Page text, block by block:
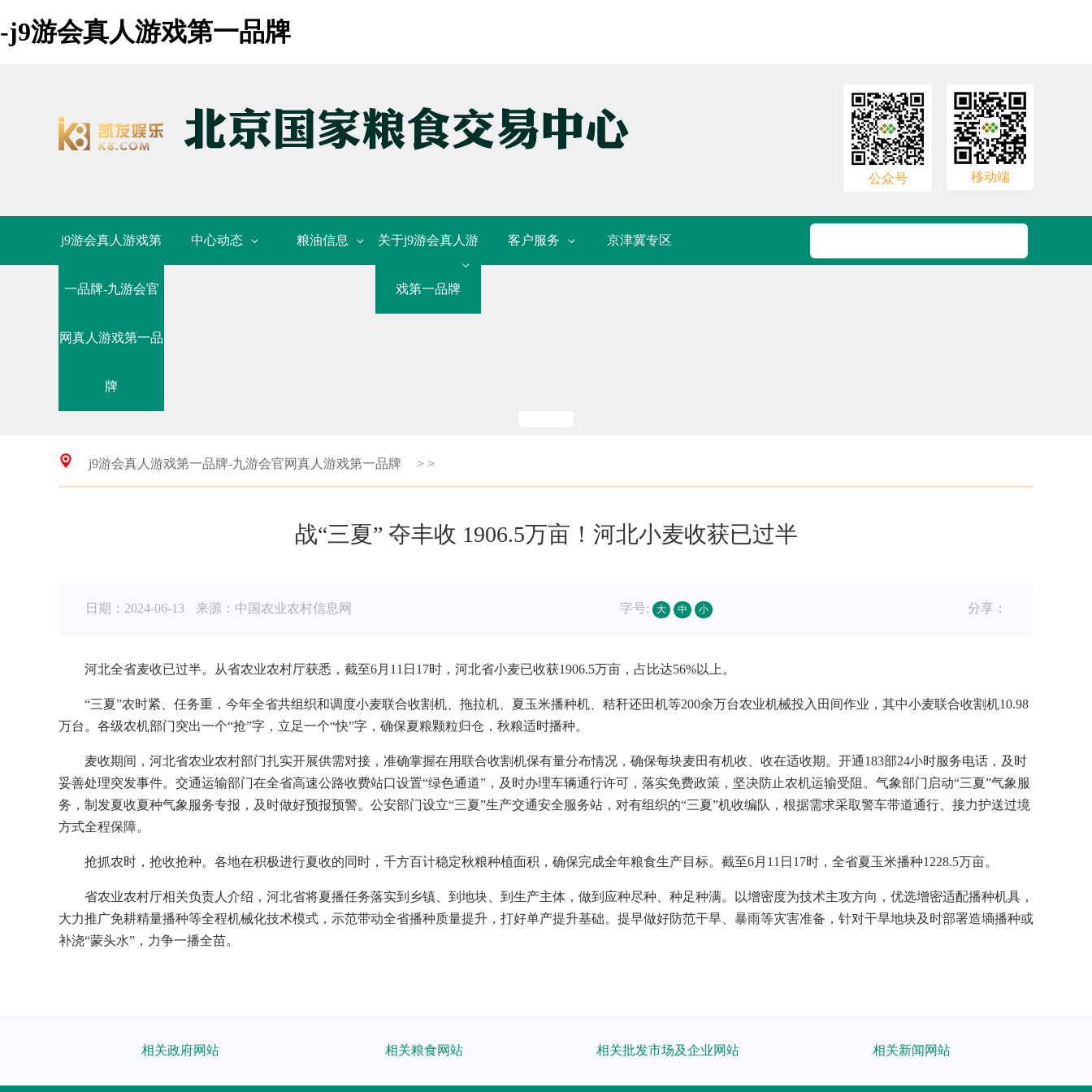
-j9游会真人游戏第一品牌
公众号 移动端
j9游会真人游戏第
一品牌-九游会官
网真人游戏第一品
牌
中心动态 粮油信息 关于j9游会真人游
戏第一品牌
客户服务 京津冀专区
j9游会真人游戏第一品牌-九游会官网真人游戏第一品牌 > >
战“三夏” 夺丰收 1906.5万亩！河北小麦收获已过半
日期：2024-06-13 来源：中国农业农村信息网 字号: 大 中 小 分享：
河北全省麦收已过半。从省农业农村厅获悉，截至6月11日17时，河北省小麦已收获1906.5万亩，占比达56%以上。
“三夏”农时紧、任务重，今年全省共组织和调度小麦联合收割机、拖拉机、夏玉米播种机、秸秆还田机等200余万台农业机械投入田间作业，其中小麦联合收割机10.98
万台。各级农机部门突出一个“抢”字，立足一个“快”字，确保夏粮颗粒归仓，秋粮适时播种。
麦收期间，河北省农业农村部门扎实开展供需对接，准确掌握在用联合收割机保有量分布情况，确保每块麦田有机收、收在适收期。开通183部24小时服务电话，及时
妥善处理突发事件。交通运输部门在全省高速公路收费站口设置“绿色通道”，及时办理车辆通行许可，落实免费政策，坚决防止农机运输受阻。气象部门启动“三夏”气象服
务，制发夏收夏种气象服务专报，及时做好预报预警。公安部门设立“三夏”生产交通安全服务站，对有组织的“三夏”机收编队，根据需求采取警车带道通行、接力护送过境
方式全程保障。
抢抓农时，抢收抢种。各地在积极进行夏收的同时，千方百计稳定秋粮种植面积，确保完成全年粮食生产目标。截至6月11日17时，全省夏玉米播种1228.5万亩。
省农业农村厅相关负责人介绍，河北省将夏播任务落实到乡镇、到地块、到生产主体，做到应种尽种、种足种满。以增密度为技术主攻方向，优选增密适配播种机具，
大力推广免耕精量播种等全程机械化技术模式，示范带动全省播种质量提升，打好单产提升基础。提早做好防范干旱、暴雨等灾害准备，针对干旱地块及时部署造墒播种或
补浇“蒙头水”，力争一播全苗。
相关政府网站 相关粮食网站 相关批发市场及企业网站 相关新闻网站